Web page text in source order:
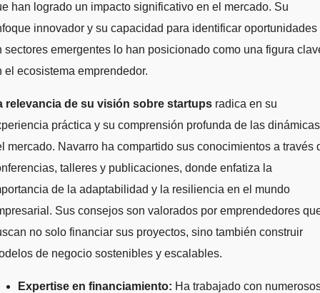
han logrado un impacto significativo en el mercado. Su
innovador y su capacidad para identificar oportunidades
sectores emergentes lo han posicionado como una figura
el ecosistema emprendedor.
relevancia de su visión sobre startups radica en su
práctica y su comprensión profunda de las dinámicas
mercado. Navarro ha compartido sus conocimientos a través
talleres y publicaciones, donde enfatiza la
de la adaptabilidad y la resiliencia en el mundo
Sus consejos son valorados por emprendedores
no solo financiar sus proyectos, sino también construir
de negocio sostenibles y escalables.
Expertise en financiamiento: Ha trabajado con